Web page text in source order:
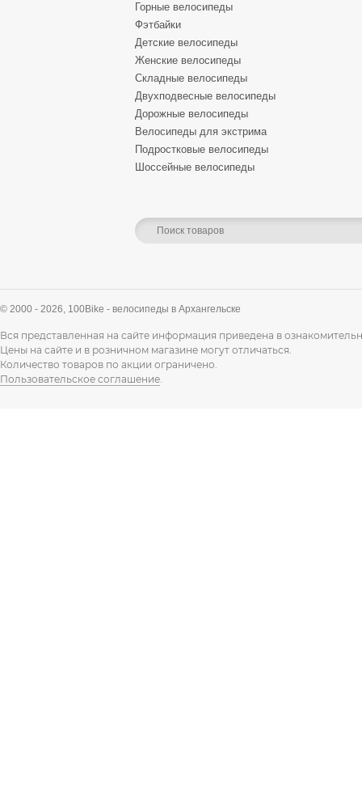
Горные велосипеды
Фэтбайки
Детские велосипеды
Женские велосипеды
Складные велосипеды
Двухподвесные велосипеды
Дорожные велосипеды
Велосипеды для экстрима
Подростковые велосипеды
Шоссейные велосипеды
© 2000 - 2026, 100Bike - велосипеды в Архангельске
Вся представленная на сайте информация приведена в
Цены на сайте и в розничном магазине могут отличаться.
Количество товаров по акции ограничено.
Пользовательское соглашение.